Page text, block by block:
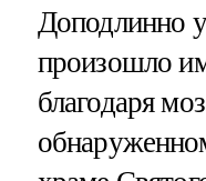
Доподлинно
произошло
благодаря